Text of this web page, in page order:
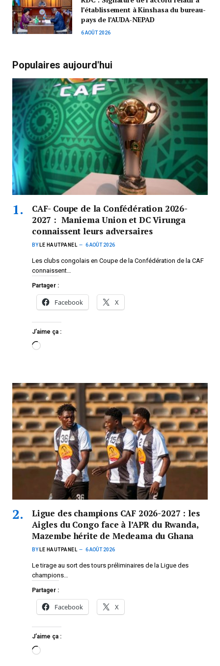
l’établissement à Kinshasa du bureau-
pays de l’AUDA-NEPAD
6 AOÛT 2026
Populaires aujourd'hui
CAF- Coupe de la Confédération 2026-
2027 : Maniema Union et DC Virunga
connaissent leurs adversaires
BY LE HAUTPANEL 6 AOÛT 2026
Les clubs congolais en Coupe de la Confédération de la CAF
connaissent…
Partager :
Facebook X
J’aime ça :
Ligue des champions CAF 2026-2027 : les
Aigles du Congo face à l’APR du Rwanda,
Mazembe hérite de Medeama du Ghana
BY LE HAUTPANEL 6 AOÛT 2026
Le tirage au sort des tours préliminaires de la Ligue des
champions…
Partager :
Facebook X
J’aime ça :